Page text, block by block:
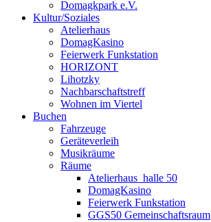
Domagkpark e.V.
Kultur/Soziales
Atelierhaus
DomagKasino
Feierwerk Funkstation
HORIZONT
Lihotzky
Nachbarschaftstreff
Wohnen im Viertel
Buchen
Fahrzeuge
Geräteverleih
Musikräume
Räume
Atelierhaus_halle 50
DomagKasino
Feierwerk Funkstation
GGS50 Gemeinschaftsraum